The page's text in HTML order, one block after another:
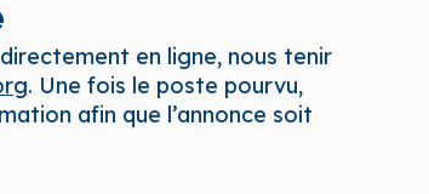
en ligne, nous tenir
. Une fois le poste pourvu,
afin que l’annonce soit